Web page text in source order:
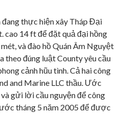
thực hiện xây Tháp Đại
cao 14 ft để đặt quả đại hồng
và đào hồ Quán Âm Nguyệt
theo đúng luật County yêu cầu
cảnh hũu tình. Cả hai công
and Marine LLC thầu. Ước
gửi lời cầu nguyện để công
tháng 5 năm 2005 để được